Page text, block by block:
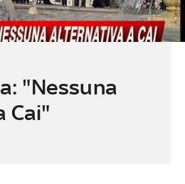
"Nessuna
Cai"